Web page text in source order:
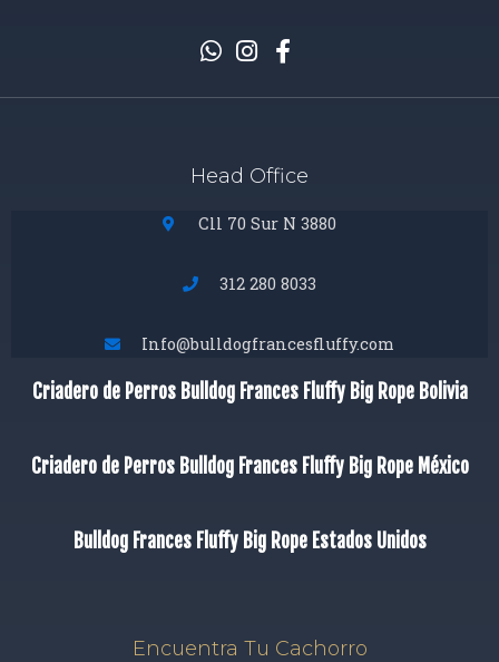
Head Office
Cll 70 Sur N 3880
312 280 8033
Info@bulldogfrancesfluffy.com
Criadero de Perros Bulldog Frances Fluffy Big Rope Bolivia
Criadero de Perros Bulldog Frances Fluffy Big Rope México
Bulldog Frances Fluffy Big Rope Estados Unidos
Encuentra Tu Cachorro